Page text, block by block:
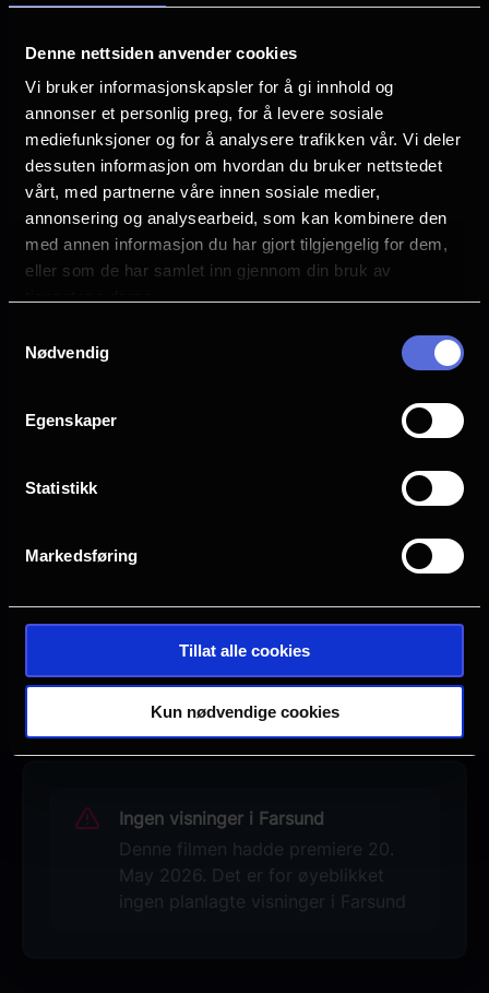
Denne nettsiden anvender cookies
Vi bruker informasjonskapsler for å gi innhold og
annonser et personlig preg, for å levere sosiale
mediefunksjoner og for å analysere trafikken vår. Vi deler
dessuten informasjon om hvordan du bruker nettstedet
vårt, med partnerne våre innen sosiale medier,
annonsering og analysearbeid, som kan kombinere den
med annen informasjon du har gjort tilgjengelig for dem,
eller som de har samlet inn gjennom din bruk av
Nødvendig
Egenskaper
Statistikk
Markedsføring
Tillat alle cookies
Kun nødvendige cookiesSe galleri
2 timer 12 min
Regi
Jon Favreau
Vurdering: (313 stemmer 72.13%)
Rollebesetning
Pedro Pascal
Sigourney Weaver
Unknown
The Walt Disney Company Nordic
Se mer
Ingen visninger i Farsund
Denne filmen hadde premiere 20.
May 2026. Det er for øyeblikket
ingen planlagte visninger i Farsund